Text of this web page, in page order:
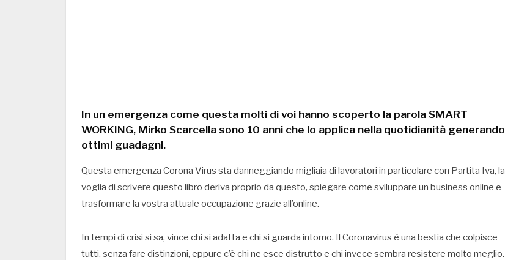
In un emergenza come questa molti di voi hanno scoperto la parola SMART
WORKING, Mirko Scarcella sono 10 anni che lo applica nella quotidianità generando
ottimi guadagni.
Questa emergenza Corona Virus sta danneggiando migliaia di lavoratori in particolare con Partita Iva, la
voglia di scrivere questo libro deriva proprio da questo, spiegare come sviluppare un business online e
trasformare la vostra attuale occupazione grazie all’online.
In tempi di crisi si sa, vince chi si adatta e chi si guarda intorno. Il Coronavirus è una bestia che colpisce
tutti, senza fare distinzioni, eppure c’è chi ne esce distrutto e chi invece sembra resistere molto meglio.